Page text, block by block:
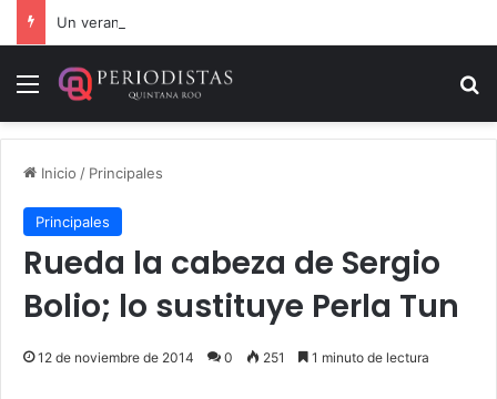
Menú
Inicio / Principales
Principales
Rueda la cabeza de Sergio
Bolio; lo sustituye Perla Tun
12 de noviembre de 2014 0 251 1 minuto de lectura